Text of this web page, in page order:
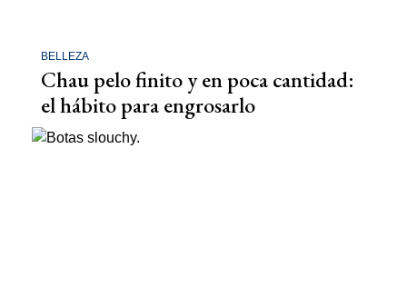
BELLEZA
Chau pelo finito y en poca cantidad:
el hábito para engrosarlo